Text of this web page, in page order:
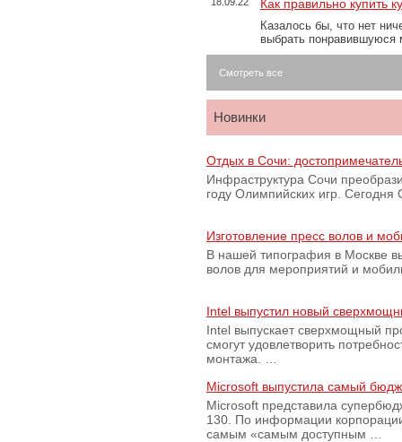
Как правильно купить
Казалось бы, что нет
выбрать
Смотреть все
Новинки
Отдых в Сочи:
Инфраструктура Сочи
году Олимпийских игр.
Изготовление пресс волов и
В нашей типография в Москве
волов для мероприятий и
Intel выпустил новый
Intel выпускает сверхмощный
смогут удовлетворить
монтажа. …
Microsoft выпустила самый
Microsoft представила
130. По информации
самым «самым доступным …